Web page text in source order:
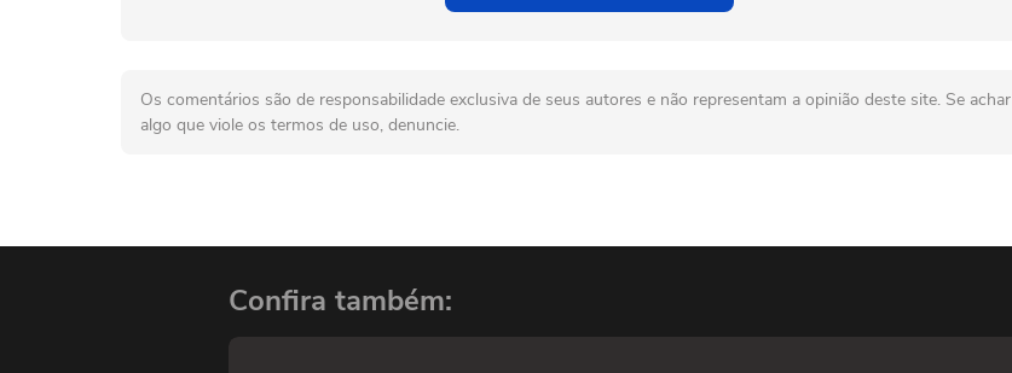
Os comentários são de responsabilidade exclusiva de seus autores e não representam a opinião deste site. Se achar
algo que viole os termos de uso, denuncie.
Confira também: